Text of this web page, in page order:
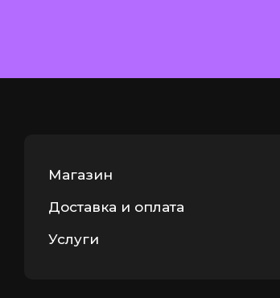
Магазин
Доставка и оплата
Услуги